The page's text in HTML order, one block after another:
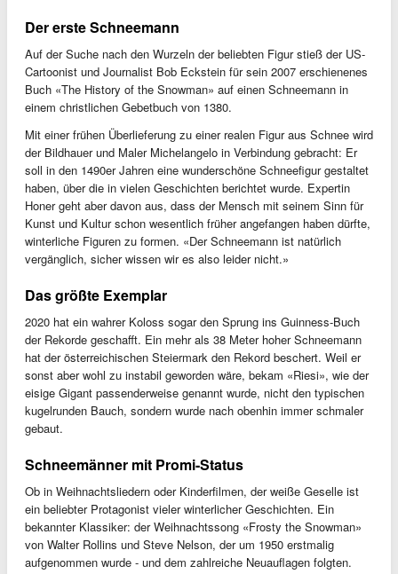
Der erste Schneemann
Auf der Suche nach den Wurzeln der beliebten Figur stieß der US-
Cartoonist und Journalist Bob Eckstein für sein 2007 erschienenes
Buch «The History of the Snowman» auf einen Schneemann in
einem christlichen Gebetbuch von 1380.
Mit einer frühen Überlieferung zu einer realen Figur aus Schnee wird
der Bildhauer und Maler Michelangelo in Verbindung gebracht: Er
soll in den 1490er Jahren eine wunderschöne Schneefigur gestaltet
haben, über die in vielen Geschichten berichtet wurde. Expertin
Honer geht aber davon aus, dass der Mensch mit seinem Sinn für
Kunst und Kultur schon wesentlich früher angefangen haben dürfte,
winterliche Figuren zu formen. «Der Schneemann ist natürlich
vergänglich, sicher wissen wir es also leider nicht.»
Das größte Exemplar
2020 hat ein wahrer Koloss sogar den Sprung ins Guinness-Buch
der Rekorde geschafft. Ein mehr als 38 Meter hoher Schneemann
hat der österreichischen Steiermark den Rekord beschert. Weil er
sonst aber wohl zu instabil geworden wäre, bekam «Riesi», wie der
eisige Gigant passenderweise genannt wurde, nicht den typischen
kugelrunden Bauch, sondern wurde nach obenhin immer schmaler
gebaut.
Schneemänner mit Promi-Status
Ob in Weihnachtsliedern oder Kinderfilmen, der weiße Geselle ist
ein beliebter Protagonist vieler winterlicher Geschichten. Ein
bekannter Klassiker: der Weihnachtssong «Frosty the Snowman»
von Walter Rollins und Steve Nelson, der um 1950 erstmalig
aufgenommen wurde - und dem zahlreiche Neuauflagen folgten.